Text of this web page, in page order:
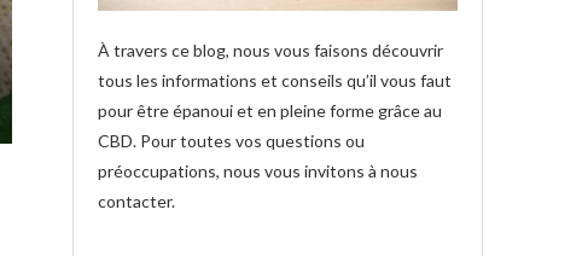
À travers ce blog, nous vous faisons découvrir
tous les informations et conseils qu’il vous faut
pour être épanoui et en pleine forme grâce au
CBD. Pour toutes vos questions ou
préoccupations, nous vous invitons à nous
contacter.